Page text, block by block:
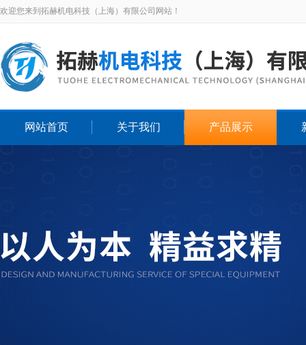
欢迎您来到拓赫机电科技（上海）有限公司网站！
网站首页 关于我们 产品展示